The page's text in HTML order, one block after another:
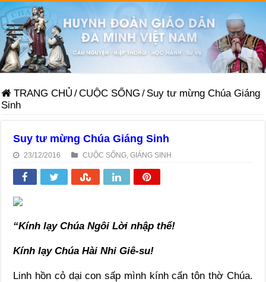
TRANG CHỦ /CUỘC SỐNG / Suy tư mừng Chúa Giáng
Sinh
Suy tư mừng Chúa Giáng Sinh
23/12/2016 CUỘC SỐNG ,GIÁNG SINH
“Kính lạy Chúa Ngôi Lời nhập thể!
Kính lạy Chúa Hài Nhi Giê-su!
Linh hồn cỏ dại con sấp mình kính cẩn tôn thờ Chúa.